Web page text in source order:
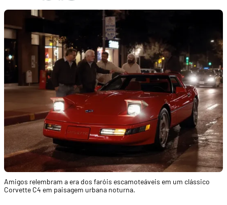
Amigos relembram a era dos faróis escamoteáveis em um clássico
Corvette C4 em paisagem urbana noturna.